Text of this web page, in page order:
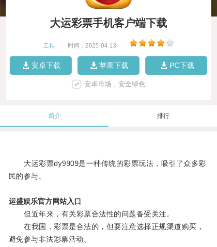
大运彩票手机客户端下载
工具 时间：2025-04-13
安卓下载 苹果下载 PC下载
安卓市场，安全绿色
简介 排行
大运彩票dy9909是一种传统的彩票玩法，吸引了众多彩
民的参与。
运盛娱乐官方网站入口
但近年来，有关彩票合法性的问题备受关注。
在我国，彩票是合法的，但要注意选择正规渠道购买，
避免参与非法彩票活动。